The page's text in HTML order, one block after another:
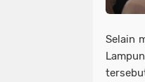
Selain